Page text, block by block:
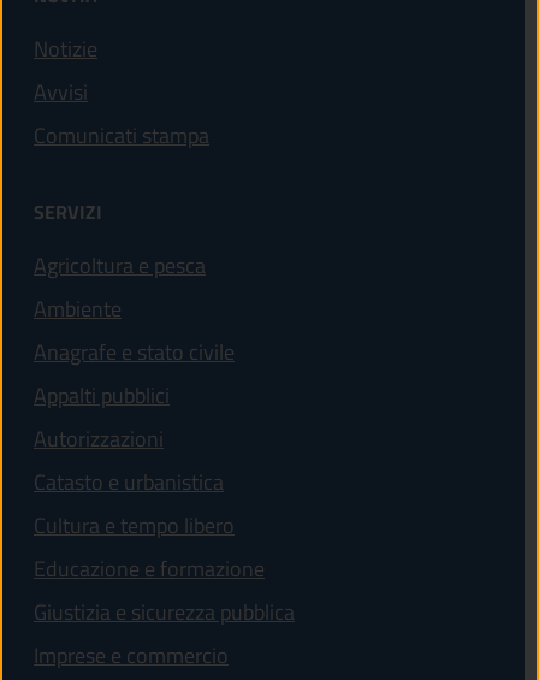
Notizie
Avvisi
Comunicati stampa
SERVIZI
Agricoltura e pesca
Ambiente
Anagrafe e stato civile
Appalti pubblici
Autorizzazioni
Catasto e urbanistica
Cultura e tempo libero
Educazione e formazione
Giustizia e sicurezza pubblica
Imprese e commercio